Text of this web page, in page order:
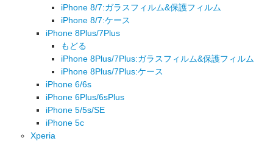
iPhone 8/7:ガラスフィルム&保護フィルム
iPhone 8/7:ケース
iPhone 8Plus/7Plus
もどる
iPhone 8Plus/7Plus:ガラスフィルム&保護フィルム
iPhone 8Plus/7Plus:ケース
iPhone 6/6s
iPhone 6Plus/6sPlus
iPhone 5/5s/SE
iPhone 5c
Xperia